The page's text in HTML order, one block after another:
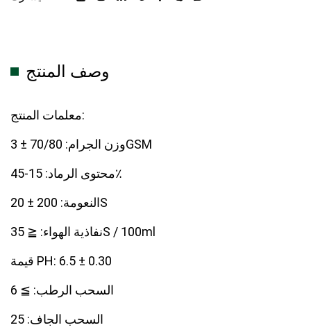
وصف المنتج
معلمات المنتج:
وزن الجرام: 70/80 ± 3GSM
محتوى الرماد: 15-45٪
النعومة: 200 ± 20S
نفاذية الهواء: ≦ 35S / 100ml
قيمة PH: 6.5 ± 0.30
السحب الرطب: ≧ 6
السحب الجاف: 25